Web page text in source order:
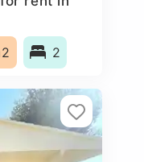
2